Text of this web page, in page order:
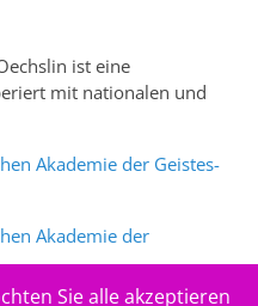
ist eine
mit nationalen und
Akademie der Geistes-
Akademie der
Sie alle akzeptieren